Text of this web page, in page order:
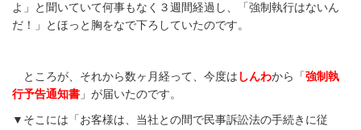
よ」と聞いていて何事もなく３週間経過し、「強制執行はないん
だ！」とほっと胸をなで下ろしていたのです。
ところが、それから数ヶ月経って、今度は しんわから「強制執
行予告通知書 」が届いたのです。
▼そこには「お客様は、当社との間で民事訴訟法の手続きに従